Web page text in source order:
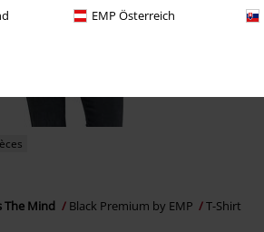
EMP Österreich
The Mind Black Premium by EMP
T-Shirt